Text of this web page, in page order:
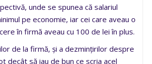
unde se spunea că salariul
pe economie, iar cei care aveau o
în firmă aveau cu 100 de lei în plus.
de la firmă, și a dezmințirilor despre
decât să iau de bun ce scria acel